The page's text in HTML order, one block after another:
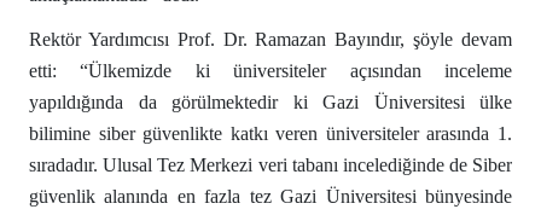
Rektör Yardımcısı Prof. Dr. Ramazan Bayındır, şöyle devam
etti: “Ülkemizde ki üniversiteler açısından inceleme
yapıldığında da görülmektedir ki Gazi Üniversitesi ülke
bilimine siber güvenlikte katkı veren üniversiteler arasında 1.
sıradadır. Ulusal Tez Merkezi veri tabanı incelediğinde de Siber
güvenlik alanında en fazla tez Gazi Üniversitesi bünyesinde